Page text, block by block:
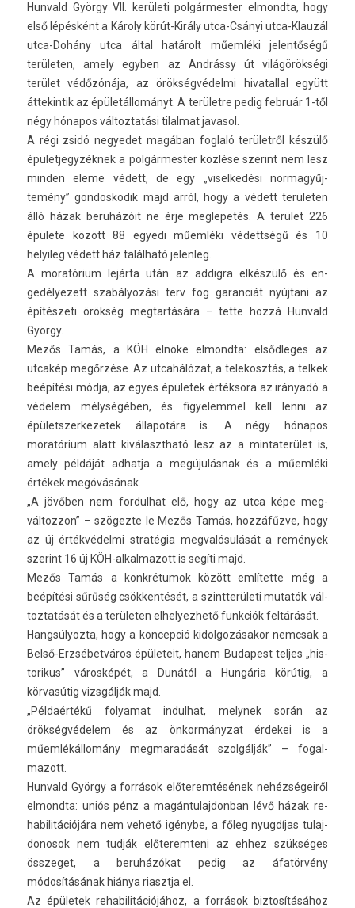
Hun­vald György VII. kerületi pol­gármest­er el­mondta, hogy
első lépésként a Károly körút-Király utca-Csányi utca-Klauzál
utca-Dohány utca által határolt műemléki jelen­tőségű
területen, amely egyb­en az Andrássy út világörökségi
terület védőzónája, az örökségvédelmi hivatall­al együtt
áttekin­tik az épületállományt. A területre pedig február 1-től
négy hónapos vál­toztatási tilal­mat javasol.
A régi zsidó negyedet magában fogl­aló területről készülő
épület­jegyzék­nek a pol­gármest­er közlése szerint nem lesz
mind­en eleme védett, de egy „visel­kedési nor­magyűj­
temény” gon­doskodik majd arról, hogy a védett területen
álló házak beruházóit ne érje meg­lepetés. A terület 226
épülete között 88 egyedi műemléki védettségű és 10
helyileg védett ház található jelen­leg.
A moratórium lejárta után az ad­digra elkészülő és en­
gedélyezett szabályozási terv fog garan­ciát nyújtani az
építészeti örökség meg­tartására – tette hozzá Hun­vald
György.
Mezős Tamás, a KÖH elnöke el­mondta: el­sődleges az
utcakép megőrzése. Az utcahálózat, a telekosztás, a tel­kek
beépítési módja, az egyes épületek értéksora az irányadó a
védelem mélységében, és figyelem­mel kell lenni az
épületszer­kezetek állapotára is. A négy hónapos
moratórium alatt kiválasztható lesz az a min­taterület is,
amely példáját ad­hatja a megújulásnak és a műemléki
értékek megóvásának.
„A jövőben nem for­dulhat elő, hogy az utca képe meg­
változ­zon” – szögezte le Mezős Tamás, hozzáfűzve, hogy
az új értékvédelmi stratégia meg­valósulását a remények
szerint 16 új KÖH-alkalmazott is segíti majd.
Mezős Tamás a konkrétumok között említette még a
beépítési sűrűség csökkentését, a szintterületi mutatók vál­
toztatását és a területen el­helyez­hető funkciók feltárását.
Han­gsúlyoz­ta, hogy a kon­cepció kidol­gozásakor nemcsak a
Belső-Erzsébetváros épületeit, hanem Budapest tel­jes „his­
torikus” városképét, a Dunától a Hungária körútig, a
körvasútig vizsgálják majd.
„Példaértékű folyamat in­dul­hat, melynek során az
örökségvédelem és az önkormányzat érdekei is a
műemlékállomány meg­maradását szolgálják” – fogal­
mazott.
Hun­vald György a források előterem­tésének nehézségeiről
el­mondta: uniós pénz a magán­tulaj­donban lévő házak re­
habilitációjára nem vehető igénybe, a főleg nyugdíjas tulaj­
donosok nem tudják előterem­teni az ehhez szükséges
összeget, a beruházókat pedig az áfatörvény
módosításának hiánya riasztja el.
Az épületek re­habilitációjához, a források bi­ztosításához